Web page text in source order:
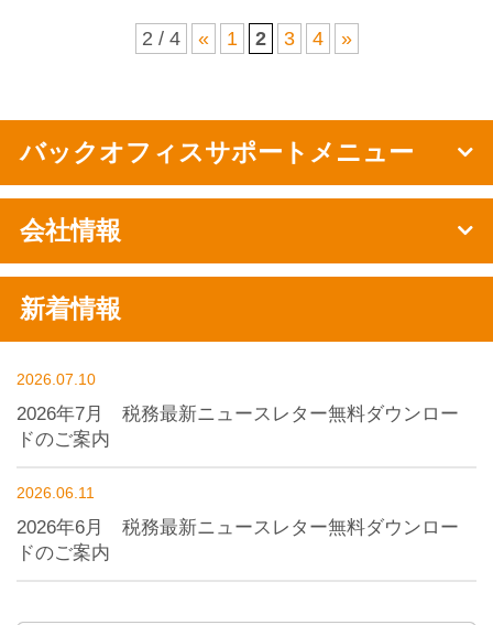
2 / 4 « 1 2 3 4 »
バックオフィスサポートメニュー
会社情報
新着情報
2026.07.10
2026年7月 税務最新ニュースレター無料ダウンロー
ドのご案内
2026.06.11
2026年6月 税務最新ニュースレター無料ダウンロー
ドのご案内